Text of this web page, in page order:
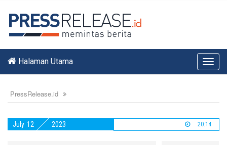
Halaman Utama
PressRelease.id
July 12 2023 20:14